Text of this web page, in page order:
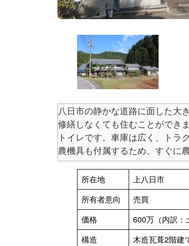
八日市の静かな道路に面した大
修繕しなくても住むことができ
トイレです。車庫は広く、トラ
農機具も付属するため、すぐに
所在地
上八日市
所有者意向
売買
価格
600万（内訳：
構造
木造瓦葺2階建